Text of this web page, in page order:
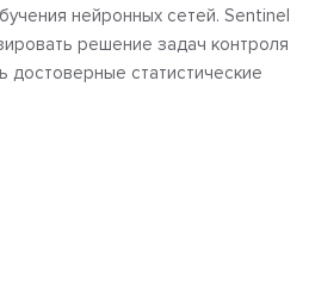
нейронных сетей. Sentinel
решение задач контроля
достоверные статистические